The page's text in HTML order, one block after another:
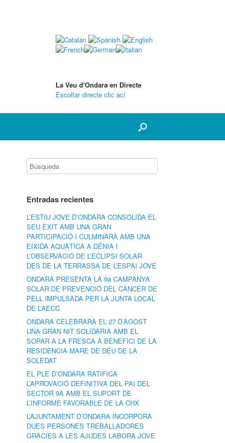
La Veu d'Ondara en Directe
Escoltar directe clic ací
Entradas recientes
L’ESTIU JOVE D’ONDARA CONSOLIDA EL
SEU ÈXIT AMB UNA GRAN
PARTICIPACIÓ I CULMINARÀ AMB UNA
EIXIDA AQUÀTICA A DÉNIA I
L’OBSERVACIÓ DE L’ECLIPSI SOLAR
DES DE LA TERRASSA DE L’ESPAI JOVE
ONDARA PRESENTA LA 9a CAMPANYA
SOLAR DE PREVENCIÓ DEL CÀNCER DE
PELL IMPULSADA PER LA JUNTA LOCAL
DE L’AECC
ONDARA CELEBRARÀ EL 27 D’AGOST
UNA GRAN NIT SOLIDÀRIA AMB EL
SOPAR A LA FRESCA A BENEFICI DE LA
RESIDÈNCIA MARE DE DÉU DE LA
SOLEDAT
EL PLE D’ONDARA RATIFICA
L’APROVACIÓ DEFINITIVA DEL PAI DEL
SECTOR 9A AMB EL SUPORT DE
L’INFORME FAVORABLE DE LA CHX
L’AJUNTAMENT D’ONDARA INCORPORA
DUES PERSONES TREBALLADORES
GRÀCIES A LES AJUDES LABORA JOVE